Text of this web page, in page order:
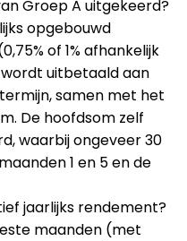
Groep A uitgekeerd?
opgebouwd
of 1% afhankelijk
uitbetaald aan
samen met het
De hoofdsom zelf
waarbij ongeveer 30
1 en 5 en de
jaarlijks rendement?
maanden (met